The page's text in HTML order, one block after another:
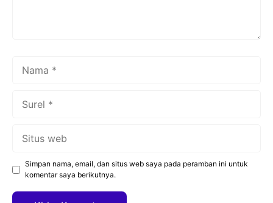
Simpan nama, email, dan situs web saya pada peramban ini untuk
komentar saya berikutnya.